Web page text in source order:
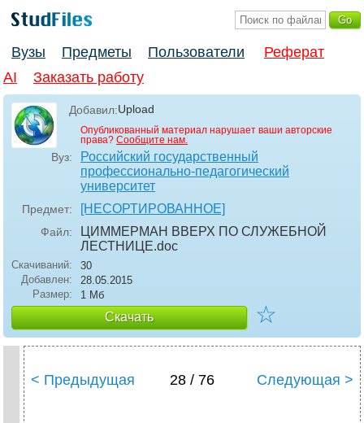
Вузы Предметы Пользователи
Реферат
AI
Заказать работу
Добавил:Upload
Опубликованный материал нарушает ваши авторские
права? Сообщите нам.
Вуз:
Российский государственный
профессионально-педагогический
университет
Предмет: [НЕСОРТИРОВАННОЕ]
Файл:
ЦИММЕРМАН ВВЕРХ ПО СЛУЖЕБНОЙ
ЛЕСТНИЦЕ.doc
Скачиваний:
30
Добавлен:
28.05.2015
Размер:
1 Мб
Скачать ☆
< Предыдущая 28 / 76 Следующая >